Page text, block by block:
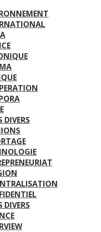
DIVERS
DIVERS